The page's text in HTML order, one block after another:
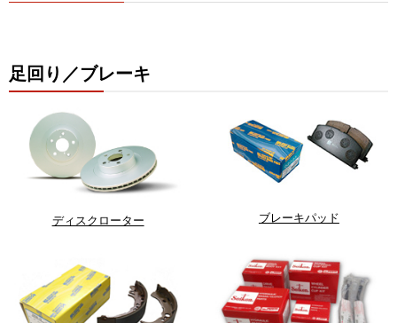
足回り／ブレーキ
ディスクローター ブレーキパッド